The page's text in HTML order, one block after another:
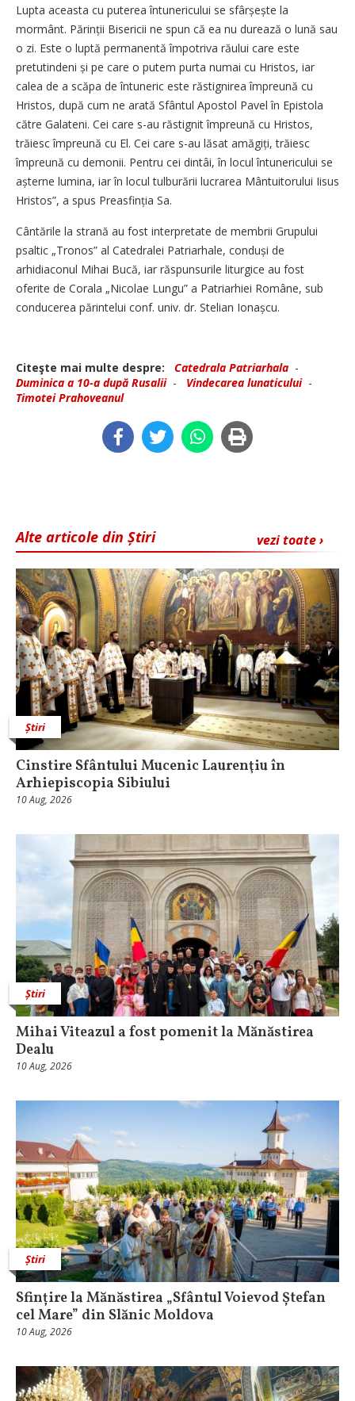
Lupta aceasta cu puterea întunericului se sfârșește la
mormânt. Părinții Bisericii ne spun că ea nu durează o lună sau
o zi. Este o luptă permanentă împotriva răului care este
pretutindeni și pe care o putem purta numai cu Hristos, iar
calea de a scăpa de întuneric este răstignirea împreună cu
Hristos, după cum ne arată Sfântul Apostol Pavel în Epistola
către Galateni. Cei care s-au răstignit împreună cu Hristos,
trăiesc împreună cu El. Cei care s-au lăsat amăgiți, trăiesc
împreună cu demonii. Pentru cei dintâi, în locul întunericului se
așterne lumina, iar în locul tulburării lucrarea Mântuitorului Iisus
Hristos”, a spus Preasfinția Sa.
Cântările la strană au fost interpretate de membrii Grupului
psaltic „Tronos” al Catedralei Patriarhale, conduși de
arhidiaconul Mihai Bucă, iar răspunsurile liturgice au fost
oferite de Corala „Nicolae Lungu” a Patriarhiei Române, sub
conducerea părintelui conf. univ. dr. Stelian Ionașcu.
Citeşte mai multe despre: Catedrala Patriarhala -
Duminica a 10-a după Rusalii- Vindecarea lunaticului-
Timotei Prahoveanul
vezi toate ›
Alte articole din Știri
Știri
Cinstire Sfântului Mucenic Laurenţiu în
Arhiepiscopia Sibiului
10 Aug, 2026
Știri
Mihai Viteazul a fost pomenit la Mănăstirea
Dealu
10 Aug, 2026
Știri
Sfințire la Mănăstirea „Sfântul Voievod Ștefan
cel Mare” din Slănic Moldova
10 Aug, 2026